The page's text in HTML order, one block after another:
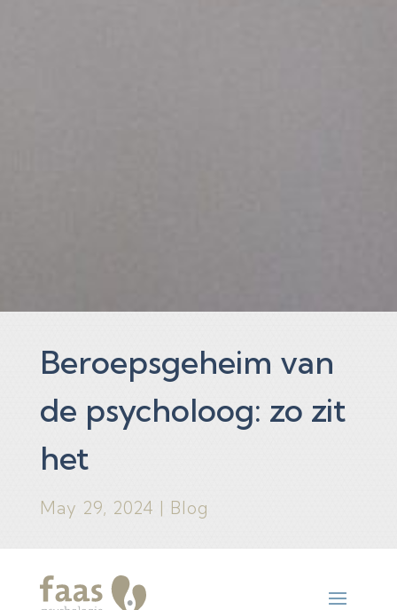
Beroepsgeheim van
de psycholoog: zo zit
het
May 29, 2024 | Blog